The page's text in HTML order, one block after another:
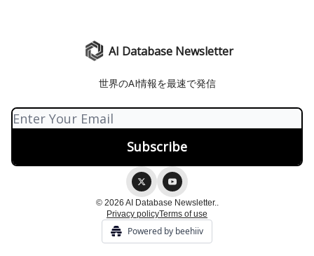
AI Database Newsletter
世界のAI情報を最速で発信
© 2026 AI Database Newsletter..
Privacy policyTerms of use
Powered by beehiiv